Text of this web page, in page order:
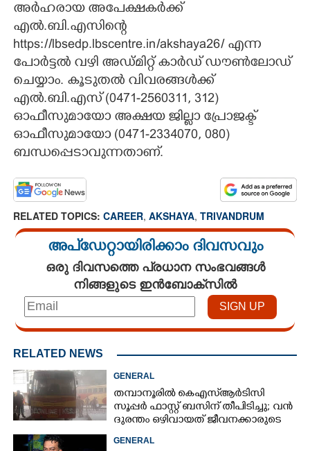
അർഹരായ അപേക്ഷകർക്ക്
എൽ.ബി.എസിന്റെ
https://lbsedp.lbscentre.in/akshaya26/ എന്ന
പോർട്ടൽ വഴി അഡ്മിറ്റ് കാർഡ് ഡൗൺലോഡ്
ചെയ്യാം. കൂടുതൽ വിവരങ്ങൾക്ക്
എൽ.ബി.എസ് (0471-2560311, 312)
ഓഫീസുമായോ അക്ഷയ ജില്ലാ പ്രോജക്ട്
ഓഫീസുമായോ (0471-2334070, 080)
ബന്ധപ്പെടാവുന്നതാണ്.
RELATED TOPICS: CAREER, AKSHAYA, TRIVANDRUM
അപ്ഡേറ്റായിരിക്കാം ദിവസവും
ഒരു ദിവസത്തെ പ്രധാന സംഭവങ്ങൾ
നിങ്ങളുടെ ഇൻബോക്സിൽ
RELATED NEWS
GENERAL
തമ്പാനൂരിൽ കെഎസ്ആർടിസി
സൂപ്പർ ഫാസ്റ്റ് ബസിന് തീപിടിച്ചു; വൻ
ദുരന്തം ഒഴിവായത് ജീവനക്കാരുടെ
GENERAL